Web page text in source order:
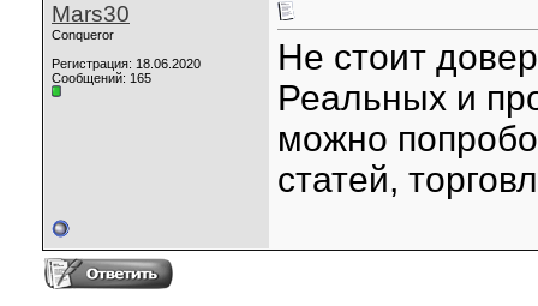
Mars30
Conqueror
Регистрация: 18.06.2020
Сообщений: 165
Не стоит
Реальных и
можно
статей,